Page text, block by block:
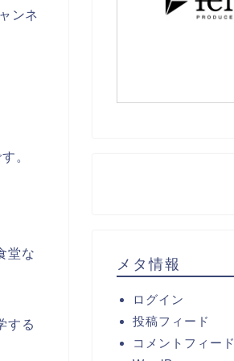
ンネ
。
堂な
する
メタ情報
ログイン
投稿フィード
コメントフィード